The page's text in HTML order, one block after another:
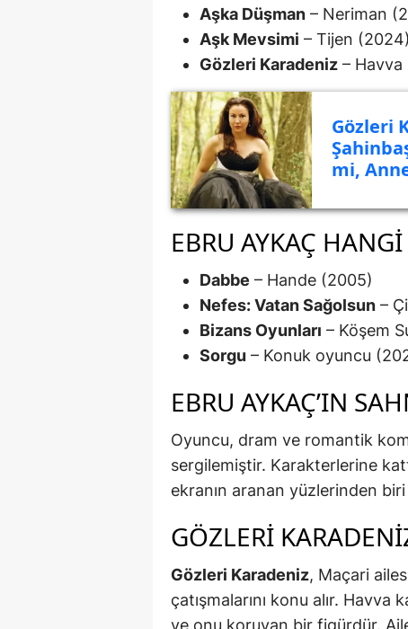
Aşka Düşman – Neriman
Aşk Mevsimi – Tijen (2024)
Gözleri Karadeniz –
Gözleri
mi,
EBRU AYKAÇ
Dabbe – Hande (2005)
Nefes: Vatan Sağolsun –
Bizans Oyunları – Köşem
Sorgu – Konuk oyuncu
EBRU AYKAÇ’IN
Oyuncu, dram ve romantik
sergilemiştir. Karakterlerine
ekranın aranan yüzlerinden
GÖZLERI
Gözleri Karadeniz, Maçari
çatışmalarını konu alır.